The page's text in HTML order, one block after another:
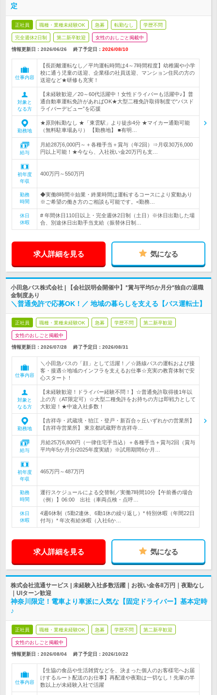
定
正社員 職種・業種未経験OK 急募 転勤なし 学歴不問
完全週休2日制 第二新卒歓迎 女性のおしごと掲載中
情報更新日：2026/06/26 終了予定日： 2026/08/10
仕事内容
【長距離運転なし／平均運転時間は4～7時間程度】幼稚園や小学
校に通う児童の送迎、企業様の社員送迎、マンション住民の方の
送迎など★研修も充実！
対象と
なる方
【未経験歓迎／20～60代活躍中！女性ドライバーも活躍中♪】普
通自動車運転免許があればOK★大型二種免許取得制度で“バスド
ライバーデビュー”を応援
勤務地
★原則転勤なし ★「東雲駅」より徒歩4分 ★マイカー通勤可能
（無料駐車場あり） 【勤務地】 ■有明…
給与
月給28万6,000円～＋各種手当＋賞与（年2回）⇒月収30万6,000
円以上可能！★今なら、入社祝い金20万円も支…
初年度
年収
400万円～550万円
勤務
時間
◆実働8時間※始業・終業時間は運転するコースにより変動あり
※ご希望の働き方のご相談も可能です。<勤務…
休日
休暇
# 年間休日110日以上・完全週休2日制（土日）※休日出勤した場
合、別途休日出勤手当支給（振替休日制…
求人詳細を見る 気になる
小田急バス株式会社 | 【会社説明会開催中】*賞与平均5か月分*独自の退職
金制度あり
＼普通免許で応募OK！／ 地域の暮らしを支える【バス運転士】
正社員 職種・業種未経験OK 急募 学歴不問 第二新卒歓迎
女性のおしごと掲載中
情報更新日：2026/07/28 終了予定日： 2026/08/31
仕事内容
＼小田急バスの「顔」として活躍！／☆路線バスの運転および接
客・接遇☆地域のインフラを支えるお仕事☆充実の教育体制で安
心スタート！
対象と
なる方
【未経験歓迎！ドライバー経験不問！】☆普通免許取得後1年以
上の方（AT限定可）☆大型二種免許をお持ちの方は即戦力として
大歓迎！★中途入社多数！
勤務地
【吉祥寺・武蔵境・狛江・登戸・新百合ヶ丘いずれかの営業所】
【吉祥寺営業所】 東京都武蔵野市吉祥寺…
給与
月給25万6,800円（一律住宅手当込）＋各種手当＋賞与2回（賞与
平均年5か月分/2025年度実績）※試用期間6か月…
初年度
年収
465万円～487万円
勤務
時間
運行スケジュールによる交替制／実働7時間10分【午前番の場合
（例）】06:00 出社（車両点検・点呼…
休日
休暇
4週6休制（5勤2連休、6勤1休の繰り返し）* 特別休暇（年間22日
付与）* 年次有給休暇（入社6か…
求人詳細を見る 気になる
株式会社流通サービス | 未経験入社多数活躍｜お祝い金各8万円｜夜勤なし
｜UIターン歓迎
神奈川限定！電車より車派に人気な【固定ドライバー】基本定時
♪
正社員 職種・業種未経験OK 急募 学歴不問 第二新卒歓迎
女性のおしごと掲載中
情報更新日：2026/08/04 終了予定日： 2026/10/22
仕事内容
【生協の食品や生活雑貨などを、決まった個人のお客様宅へお届
けするルート配送のお仕事】再配達や夜勤は一切なし！先輩の半
数以上が未経験入社で活躍